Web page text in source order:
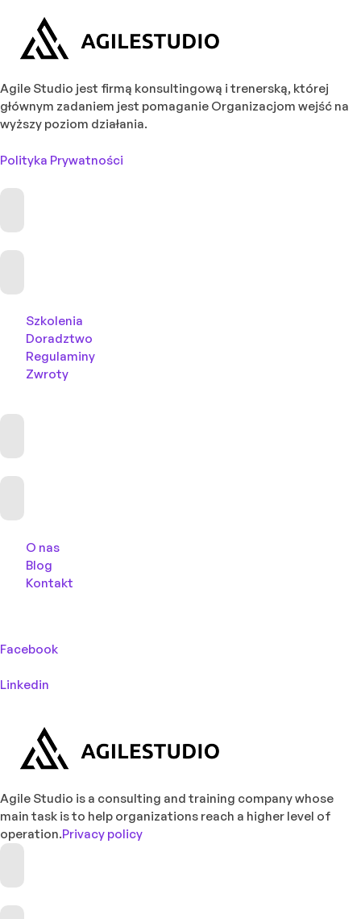
Agile Studio jest firmą konsultingową i trenerską, której
głównym zadaniem jest pomaganie Organizacjom wejść na
wyższy poziom działania.
Polityka Prywatności
Szkolenia
Doradztwo
Regulaminy
Zwroty
O nas
Blog
Kontakt
Facebook
Linkedin
Agile Studio is a consulting and training company whose
main task is to help organizations reach a higher level of
operation.Privacy policy